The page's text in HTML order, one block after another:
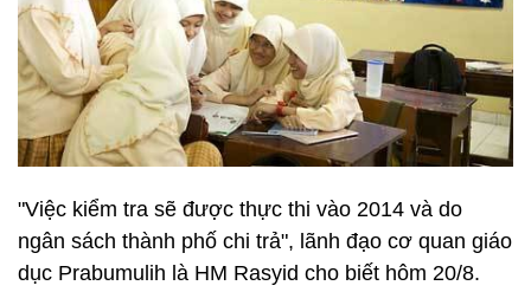
"Việc kiểm tra sẽ được thực thi vào 2014 và do
ngân sách thành phố chi trả", lãnh đạo cơ quan giáo
dục Prabumulih là HM Rasyid cho biết hôm 20/8.